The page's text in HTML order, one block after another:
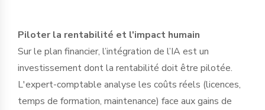
Piloter la rentabilité et l'impact humain
Sur le plan financier, l’intégration de l’IA est un
investissement dont la rentabilité doit être pilotée.
L'expert-comptable analyse les coûts réels (licences,
temps de formation, maintenance) face aux gains de